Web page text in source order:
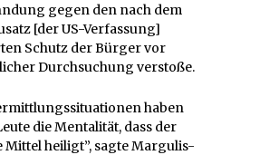
gegen den nach dem
[der US-Verfassung]
Schutz der Bürger vor
Durchsuchung verstoße.
haben
die Mentalität, dass der
Mittel heiligt”, sagte Margulis-